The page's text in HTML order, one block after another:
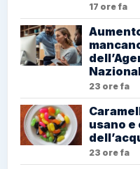
17 ore fa
23 ore fa
usano e
23 ore fa